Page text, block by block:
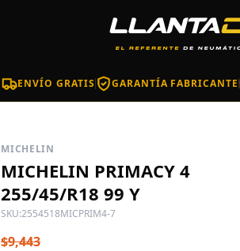
ENVÍO GRATIS GARANTÍA FABRICANTE
MICHELIN
MICHELIN PRIMACY 4
255/45/R18 99 Y
SKU:2554518MICPRIM4-7
$9,443